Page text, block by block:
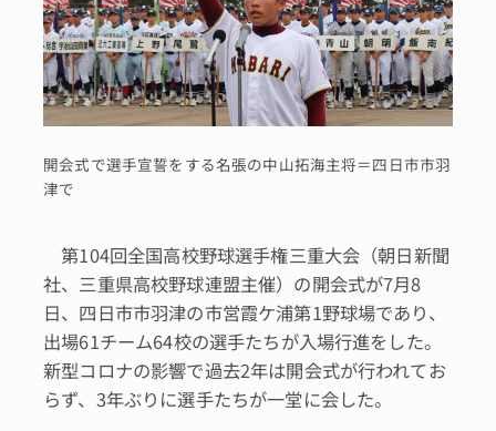
開会式で選手宣誓をする名張の中山拓海主将＝四日市市羽
津で
第104回全国高校野球選手権三重大会（朝日新聞
社、三重県高校野球連盟主催）の開会式が7月8
日、四日市市羽津の市営霞ケ浦第1野球場であり、
出場61チーム64校の選手たちが入場行進をした。
新型コロナの影響で過去2年は開会式が行われてお
らず、3年ぶりに選手たちが一堂に会した。